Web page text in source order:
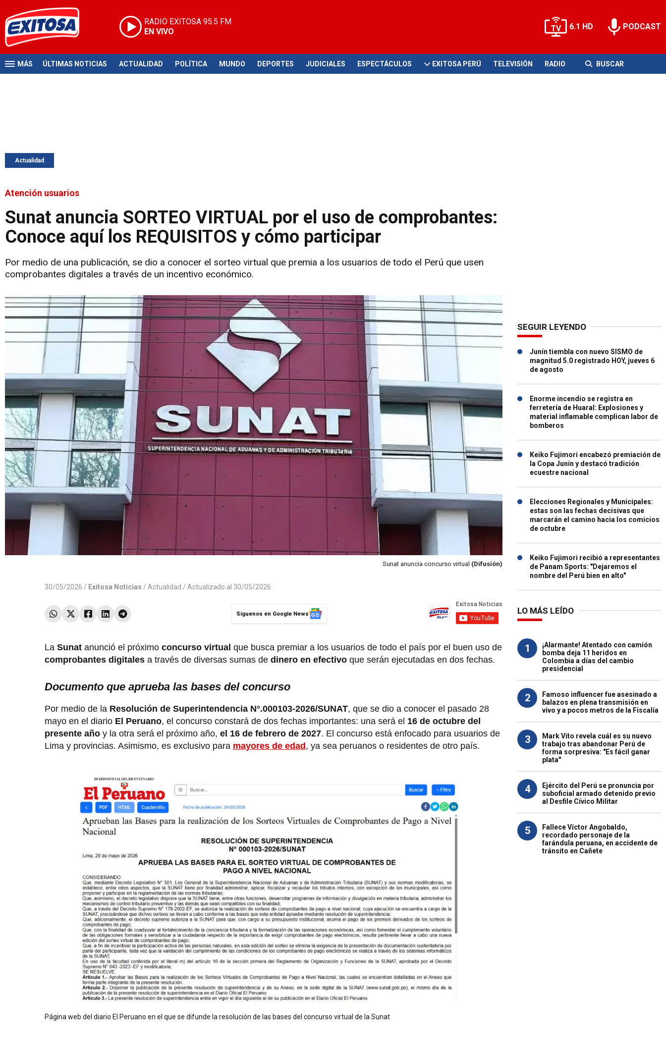
RADIO EXITOSA 95.5 FM
EN VIVO
6.1 HD PODCAST
MÁS ÚLTIMAS NOTICIAS ACTUALIDAD POLÍTICA MUNDO DEPORTES JUDICIALES ESPECTÁCULOS EXITOSA PERÚ TELEVISIÓN RADIO BUSCAR
Actualidad
Atención usuarios
Sunat anuncia SORTEO VIRTUAL por el uso de comprobantes:
Conoce aquí los REQUISITOS y cómo participar
Por medio de una publicación, se dio a conocer el sorteo virtual que premia a los usuarios de todo el Perú que usen
comprobantes digitales a través de un incentivo económico.
Sunat anuncia concurso virtual (Difusión)
30/05/2026 / Exitosa Noticias / Actualidad / Actualizado al 30/05/2026
Síguenos en Google News
La Sunat anunció el próximo concurso virtual que busca premiar a los usuarios de todo el país por el buen uso de
comprobantes digitales a través de diversas sumas de dinero en efectivo que serán ejecutadas en dos fechas.
Documento que aprueba las bases del concurso
Por medio de la Resolución de Superintendencia N°.000103-2026/SUNAT, que se dio a conocer el pasado 28
mayo en el diario El Peruano, el concurso constará de dos fechas importantes: una será el 16 de octubre del
presente año y la otra será el próximo año, el 16 de febrero de 2027. El concurso está enfocado para usuarios de
Lima y provincias. Asimismo, es exclusivo para mayores de edad , ya sea peruanos o residentes de otro país.
Página web del diario El Peruano en el que se difunde la resolución de las bases del concurso virtual de la Sunat
SEGUIR LEYENDO
Junín tiembla con nuevo SISMO de
magnitud 5.0 registrado HOY, jueves 6
de agosto
Enorme incendio se registra en
ferretería de Huaral: Explosiones y
material inflamable complican labor de
bomberos
Keiko Fujimori encabezó premiación de
la Copa Junín y destacó tradición
ecuestre nacional
Elecciones Regionales y Municipales:
estas son las fechas decisivas que
marcarán el camino hacia los comicios
de octubre
Keiko Fujimori recibió a representantes
de Panam Sports: "Dejaremos el
nombre del Perú bien en alto"
LO MÁS LEÍDO
1
¡Alarmante! Atentado con camión
bomba deja 11 heridos en
Colombia a días del cambio
presidencial
2
Famoso influencer fue asesinado a
balazos en plena transmisión en
vivo y a pocos metros de la Fiscalía
3
Mark Vito revela cuál es su nuevo
trabajo tras abandonar Perú de
forma sorpresiva: "Es fácil ganar
plata"
4
Ejército del Perú se pronuncia por
suboficial armado detenido previo
al Desfile Cívico Militar
5
Fallece Víctor Angobaldo,
recordado personaje de la
farándula peruana, en accidente de
tránsito en Cañete